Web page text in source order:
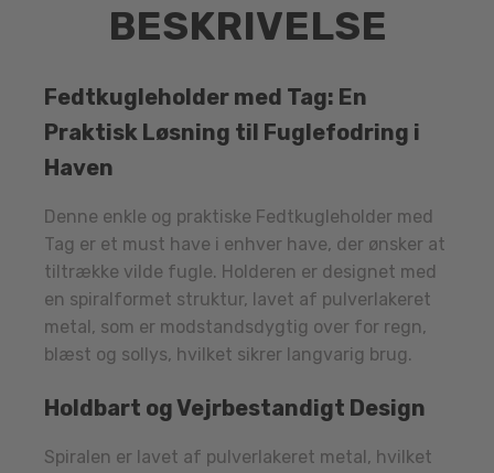
BESKRIVELSE
Fedtkugleholder med Tag: En
Praktisk Løsning til Fuglefodring i
Haven
Denne enkle og praktiske Fedtkugleholder med
Tag er et must have i enhver have, der ønsker at
tiltrække vilde fugle. Holderen er designet med
en spiralformet struktur, lavet af pulverlakeret
metal, som er modstandsdygtig over for regn,
blæst og sollys, hvilket sikrer langvarig brug.
Holdbart og Vejrbestandigt Design
Spiralen er lavet af pulverlakeret metal, hvilket